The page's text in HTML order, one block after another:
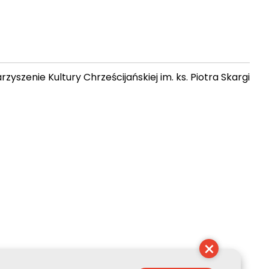
Kultury Chrześcijańskiej im. ks. Piotra Skargi
×